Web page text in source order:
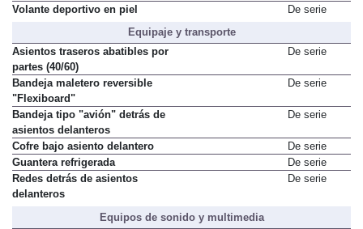
Volante deportivo en piel
De serie
Equipaje y transporte
Asientos traseros abatibles por
partes (40/60)
De serie
Bandeja maletero reversible
"Flexiboard"
De serie
Bandeja tipo "avión" detrás de
asientos delanteros
De serie
Cofre bajo asiento delantero
De serie
Guantera refrigerada
De serie
Redes detrás de asientos
delanteros
De serie
Equipos de sonido y multimedia